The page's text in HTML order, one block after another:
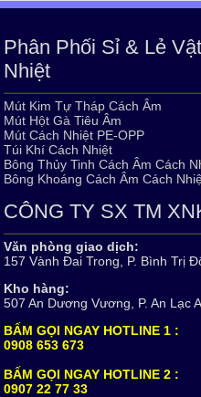
Phân Phối Sỉ & Lẻ
Nhiệt
Mút Kim Tự Tháp Cách Âm
Mút Hột Gà Tiêu Âm
Mút Cách Nhiệt PE-OPP
Túi Khí Cách Nhiệt
Bông Thủy Tinh Cách Âm Cách
Bông Khoáng Cách Âm Cách
CÔNG TY SX TM
Văn phòng giao dịch:
157 Vành Đai Trong, P. Bình Trị
Kho hàng:
507 An Dương Vương, P. An Lạc
BẤM GỌI NGAY HOTLINE 1 :
0908 653 673
BẤM GỌI NGAY HOTLINE 2 :
0907 22 77 33